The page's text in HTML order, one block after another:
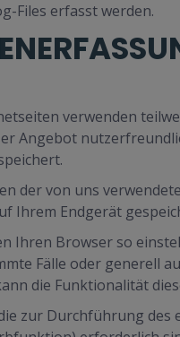
Files erfasst werden.
verwenden
Angebot
der von uns
Ihrem Endgerät
Ihren Browser so
Fälle oder generell
die Funktionalität
zur Durchführung